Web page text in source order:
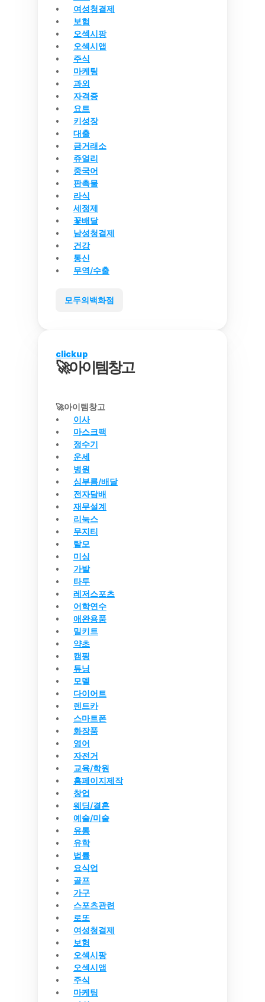
여성청결제
보험
오섹시팡
오섹시앱
주식
마케팅
과외
자격증
요트
키성장
대출
금거래소
쥬얼리
중국어
판촉물
라식
세정제
꽃배달
남성청결제
건강
통신
무역/수출
모두의백화점
clickup
🚀아이템창고
🚀아이템창고
이사
마스크팩
정수기
운세
병원
심부름/배달
전자담배
재무설계
리눅스
무지티
탈모
미싱
가발
타투
레저스포츠
어학연수
애완용품
밀키트
약초
캠핑
튜닝
모델
다이어트
렌트카
스마트폰
화장품
영어
자전거
교육/학원
홈페이지제작
창업
웨딩/결혼
예술/미술
유통
유학
법률
요식업
골프
가구
스포츠관련
로또
여성청결제
보험
오섹시팡
오섹시앱
주식
마케팅